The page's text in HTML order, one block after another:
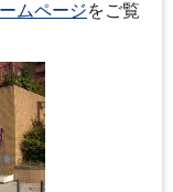
ムページをご覧